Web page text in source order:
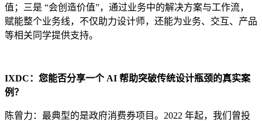
值；三是 “会创造价值”，通过业务中的解决方案与工作流，
赋能整个业务线，不仅助力设计师，还能为业务、交互、产品
等相关同学提供支持。
IXDC：您能否分享一个 AI 帮助突破传统设计瓶颈的真实案
例？
陈曾力：最典型的是政府消费券项目。2022 年起，我们曾投